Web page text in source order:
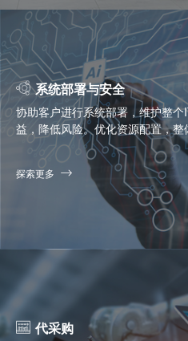
系统部署与安全
协助客户进行系统部署，维护整
益，降低风险。优化资源配置，整
探索更多
代采购